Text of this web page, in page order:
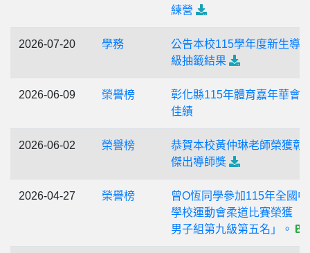
練營
2026-07-20 學務
公告本校115學年度新生導
級抽籤結果
2026-06-09 榮譽榜
彰化縣115年體育嘉年華會
佳績
2026-06-02 榮譽榜
恭賀本校黃仲琳老師榮獲彰
傑出導師獎
2026-04-27 榮譽榜
曾O恆同學參加115年全國
學校運動會柔道比賽榮獲「
男子組第九級第五名」。